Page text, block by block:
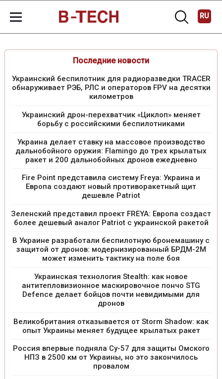
RU
Последние новости
Украинский беспилотник для радиоразведки TRACER
обнаруживает РЭБ, РЛС и операторов FPV на десятки
километров
Украинский дрон-перехватчик «Циклоп» меняет
борьбу с российскими беспилотниками
Украина делает ставку на массовое производство
дальнобойного оружия: Flamingo до трех крылатых
ракет и 200 дальнобойных дронов ежедневно
Fire Point представила систему Freya: Украина и
Европа создают новый противоракетный щит
дешевле Patriot
Зеленский представил проект FREYA: Европа создаст
более дешевый аналог Patriot с украинской ракетой
В Украине разработали беспилотную бронемашину с
защитой от дронов: модернизированный БРДМ-2М
может изменить тактику на поле боя
Украинская технология Stealth: как новое
антитепловизионное маскировочное пончо STG
Defence делает бойцов почти невидимыми для
дронов
Великобритания отказывается от Storm Shadow: как
опыт Украины меняет будущее крылатых ракет
Россия впервые подняла Су-57 для защиты Омского
НПЗ в 2500 км от Украины, но это закончилось
провалом